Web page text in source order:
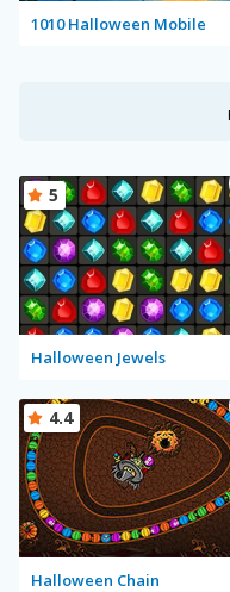
1010 Halloween Mobile
Halloween Jewels
5
Halloween Chain
4.4